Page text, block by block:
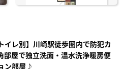
イレ別】川崎駅徒歩圏内で防犯カ
部屋で独立洗面・温水洗浄暖房便
ン部屋♪